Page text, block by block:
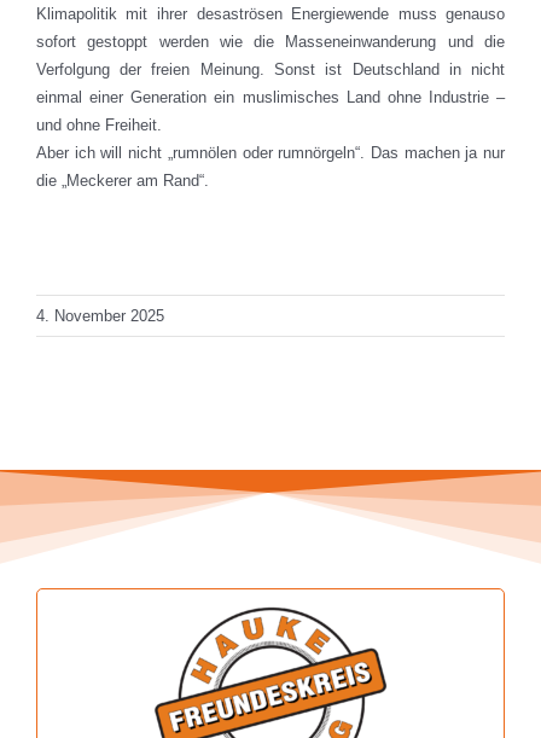
Klimapolitik mit ihrer desaströsen Energiewende muss genauso
sofort gestoppt werden wie die Masseneinwanderung und die
Verfolgung der freien Meinung. Sonst ist Deutschland in nicht
einmal einer Generation ein muslimisches Land ohne Industrie –
und ohne Freiheit.
Aber ich will nicht „rumnölen oder rumnörgeln“. Das machen ja nur
die „Meckerer am Rand“.
4. November 2025